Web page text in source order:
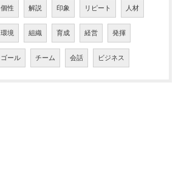
個性 解説 印象 リピート 人材
環境 組織 育成 経営 発揮
ゴール チーム 会話 ビジネス